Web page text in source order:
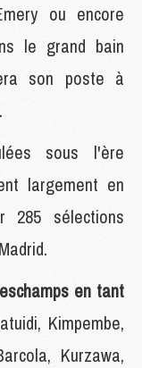
ou encore
le grand bain
son poste à
sous l'ère
largement en
285 sélections
en tant
Kimpembe,
Kurzawa,